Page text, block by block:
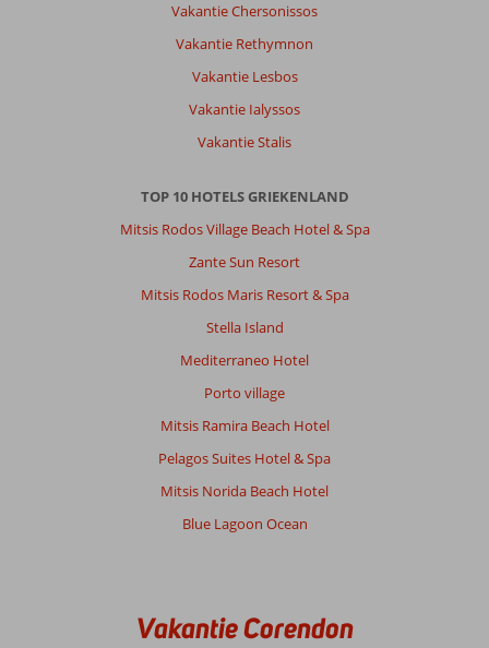
Vakantie Chersonissos
Vakantie Rethymnon
Vakantie Lesbos
Vakantie Ialyssos
Vakantie Stalis
TOP 10 HOTELS GRIEKENLAND
Mitsis Rodos Village Beach Hotel & Spa
Zante Sun Resort
Mitsis Rodos Maris Resort & Spa
Stella Island
Mediterraneo Hotel
Porto village
Mitsis Ramira Beach Hotel
Pelagos Suites Hotel & Spa
Mitsis Norida Beach Hotel
Blue Lagoon Ocean
Vakantie Corendon